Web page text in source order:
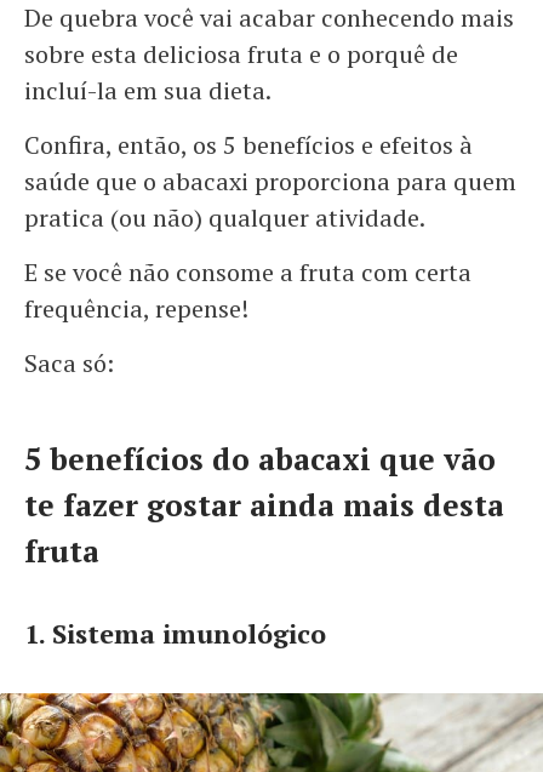
De quebra você vai acabar conhecendo mais
sobre esta deliciosa fruta e o porquê de
incluí-la em sua dieta.
Confira, então, os 5 benefícios e efeitos à
saúde que o abacaxi proporciona para quem
pratica (ou não) qualquer atividade.
E se você não consome a fruta com certa
frequência, repense!
Saca só:
5 benefícios do abacaxi que vão
te fazer gostar ainda mais desta
fruta
1. Sistema imunológico